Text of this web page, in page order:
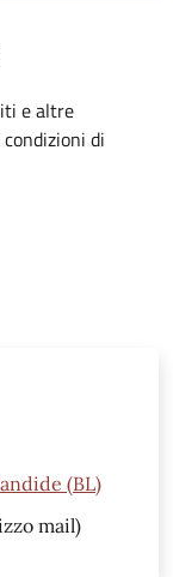
e altre
di
(BL)
mail)